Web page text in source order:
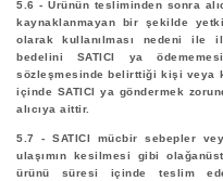
5.6 - Ürünün tesliminden sonra
kaynaklanmayan bir şekilde
olarak kullanılması nedeni ile
bedelini SATICI ya
sözleşmesinde belirttiği kişi veya
içinde SATICI ya göndermek
alıcıya aittir.
5.7 - SATICI mücbir sebepler
ulaşımın kesilmesi gibi
ürünü süresi içinde teslim